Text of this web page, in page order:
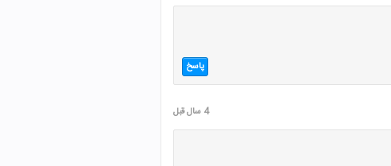
پاسخ
4 سال قبل